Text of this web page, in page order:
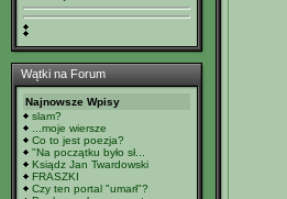
Wątki na Forum
Najnowsze Wpisy
slam?
...moje wiersze
Co to jest poezja?
"Na początku było sł...
Ksiądz Jan Twardowski
FRASZKI
Czy ten portal "umarł"?